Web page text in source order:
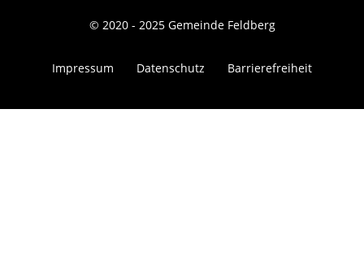
© 2020 - 2025 Gemeinde Feldberg
Impressum Datenschutz Barrierefreiheit